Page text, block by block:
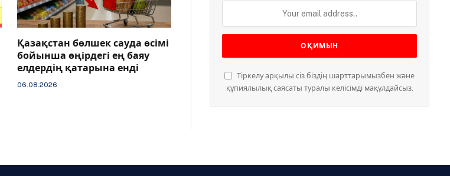
Қазақстан бөлшек сауда өсімі
бойынша өңірдегі ең баяу
елдердің қатарына енді
06.08.2026
Тіркелу арқылы сіз біздің шарттарымызбен және
құпиялылық саясаты туралы келісімді мақұлдайсыз.